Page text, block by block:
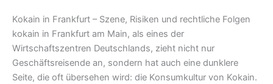
Kokain in Frankfurt – Szene, Risiken und rechtliche Folgen
kokain in Frankfurt am Main, als eines der
Wirtschaftszentren Deutschlands, zieht nicht nur
Geschäftsreisende an, sondern hat auch eine dunklere
Seite, die oft übersehen wird: die Konsumkultur von Kokain.